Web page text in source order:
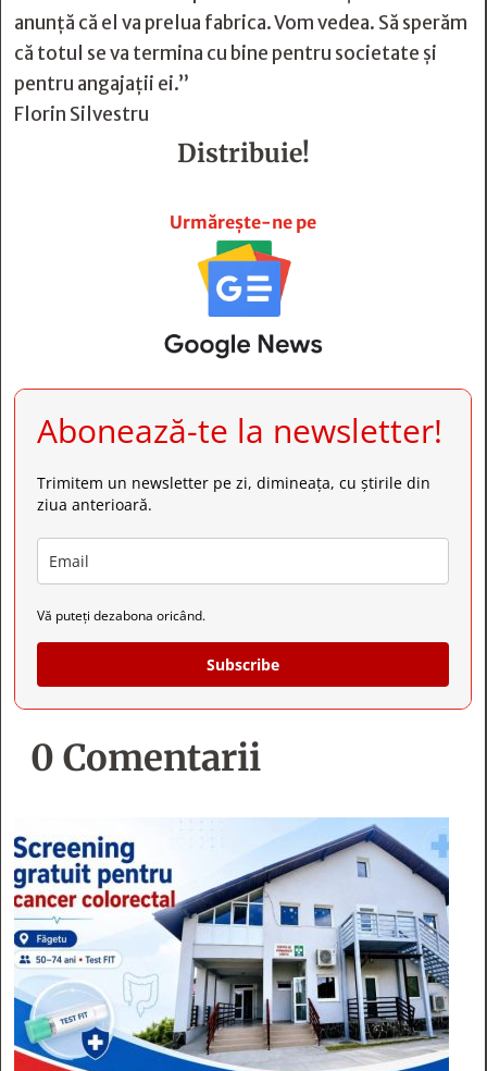
anunţă că el va prelua fabrica. Vom vedea. Să sperăm
că totul se va termina cu bine pentru societate şi
pentru angajaţii ei.”
Florin Silvestru
Distribuie!
Urmărește-ne pe
Abonează-te la newsletter!
Trimitem un newsletter pe zi, dimineața, cu știrile din
ziua anterioară.
Vă puteți dezabona oricând.
Subscribe
0 Comentarii